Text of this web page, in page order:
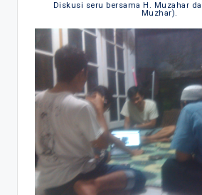
Diskusi seru bersama H. Muzahar
Muzhar).